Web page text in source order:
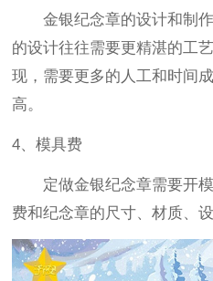
金银纪念章的设计和制
的设计往往需要更精湛的工
现，需要更多的人工和时间
高。
4、模具费
定做金银纪念章需要开
费和纪念章的尺寸、材质、设